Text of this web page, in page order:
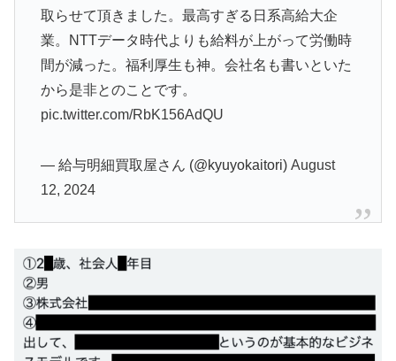
取らせて頂きました。最高すぎる日系高給大企
業。NTTデータ時代よりも給料が上がって労働時
間が減った。福利厚生も神。会社名も書いといた
から是非とのことです。
pic.twitter.com/RbK156AdQU
— 給与明細買取屋さん (@kyuyokaitori) August
12, 2024